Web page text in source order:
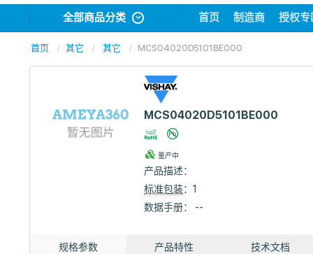
全部商品分类 首页 制造商 授权专
首页 其它 其它 MCS04020D5101BE000
MCS04020D5101BE000
量产中
产品描述：
标准包装：1
数据手册： --
规格参数 产品特性 技术文档